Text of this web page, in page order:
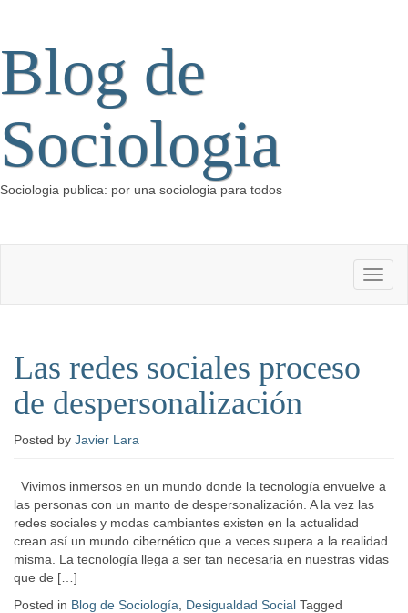
Blog de
Sociologia
Sociologia publica: por una sociologia para todos
Las redes sociales proceso
de despersonalización
Posted by Javier Lara
Vivimos inmersos en un mundo donde la tecnología envuelve a
las personas con un manto de despersonalización. A la vez las
redes sociales y modas cambiantes existen en la actualidad
crean así un mundo cibernético que a veces supera a la realidad
misma. La tecnología llega a ser tan necesaria en nuestras vidas
que de […]
Posted in Blog de Sociología Desigualdad Social Tagged